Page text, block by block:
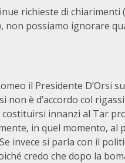
richieste di chiarimenti
non possiamo ignorare
il Presidente D’Orsi
non è d’accordo col
innanzi al Tar
in quel momento, al
invece si parla con il
credo che dopo la